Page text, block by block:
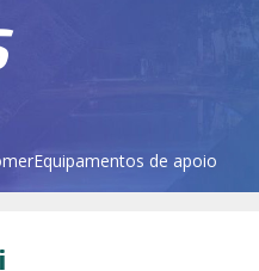
Equipamentos de apoio